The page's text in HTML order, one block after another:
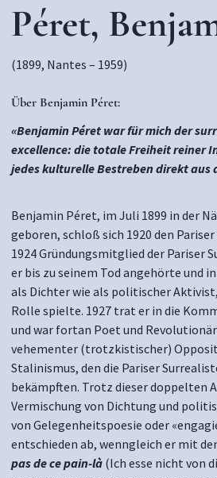
Péret,
(1899, Nantes – 1959)
Über Benjamin Péret:
«Benjamin Péret war für mich der
excellence: die totale Freiheit reiner
jedes kulturelle Bestreben direkt
Benjamin Péret, im Juli 1899 in der
geboren, schloß sich 1920 den
1924 Gründungsmitglied der Pariser
er bis zu seinem Tod angehörte und
als Dichter wie als politischer
Rolle spielte. 1927 trat er in die
und war fortan Poet und
vehementer (trotzkistischer)
Stalinismus, den die Pariser
bekämpften. Trotz dieser doppelten
Vermischung von Dichtung und
von Gelegenheitspoesie oder
entschieden ab, wenngleich er mit
pas de ce pain-là (Ich esse nicht von